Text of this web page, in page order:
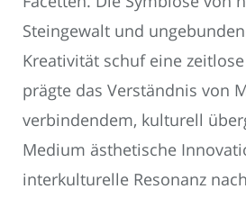
Steingewalt und
Kreativität schuf eine
prägte das Verständnis von
verbindendem, kulturell
Medium ästhetische
interkulturelle Resonanz